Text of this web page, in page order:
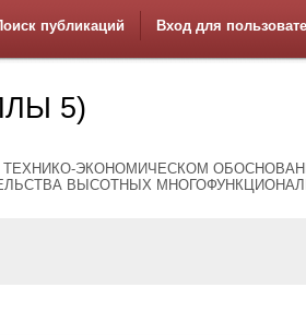
публикаций Вход для
5)
ЭКОНОМИЧЕСКОМ
ВЫСОТНЫХ